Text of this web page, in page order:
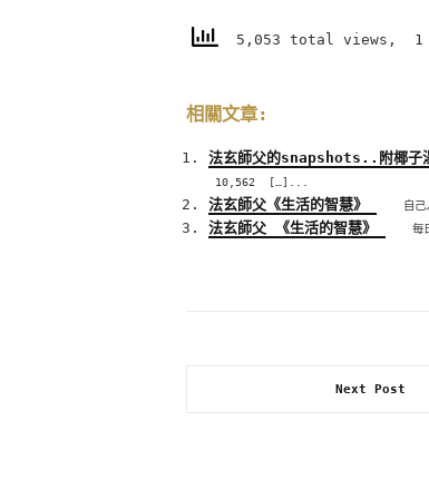
5,053 total views, 1
相關文章:
法玄師父的snapshots..附椰子
10,562 […]...
法玄師父《生活的智慧》 自己
法玄師父 《生活的智慧》 每
Next Post